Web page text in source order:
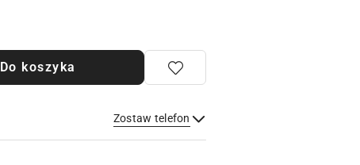
Do koszyka
Zostaw telefon
Wyślij